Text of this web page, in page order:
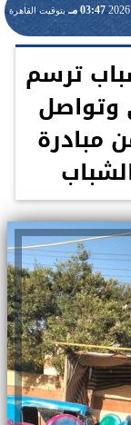
03:47 مـ بتوقيت القاهرة
ترسم
وتواصل
مبادرة